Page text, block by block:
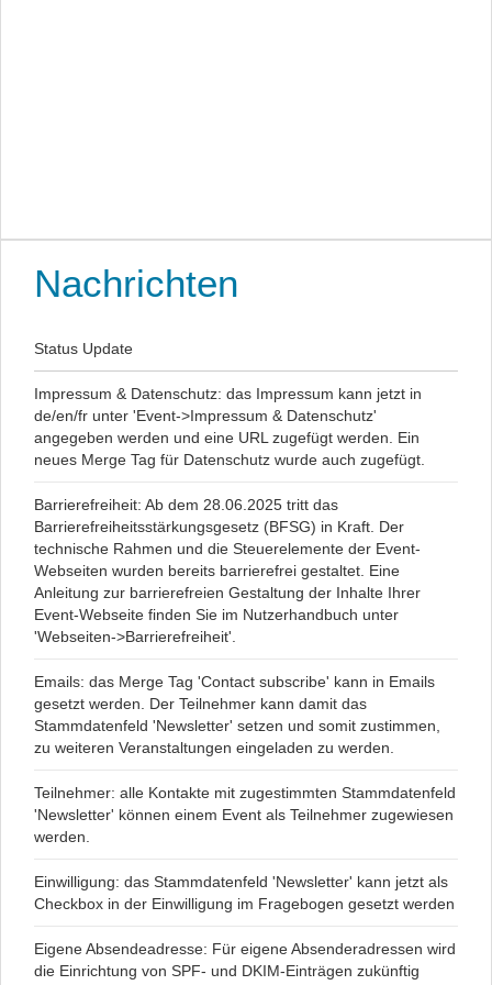
Nachrichten
Status Update
Impressum & Datenschutz: das Impressum kann jetzt in
de/en/fr unter 'Event->Impressum & Datenschutz'
angegeben werden und eine URL zugefügt werden. Ein
neues Merge Tag für Datenschutz wurde auch zugefügt.
Barrierefreiheit: Ab dem 28.06.2025 tritt das
Barrierefreiheitsstärkungsgesetz (BFSG) in Kraft. Der
technische Rahmen und die Steuerelemente der Event-
Webseiten wurden bereits barrierefrei gestaltet. Eine
Anleitung zur barrierefreien Gestaltung der Inhalte Ihrer
Event-Webseite finden Sie im Nutzerhandbuch unter
'Webseiten->Barrierefreiheit'.
Emails: das Merge Tag 'Contact subscribe' kann in Emails
gesetzt werden. Der Teilnehmer kann damit das
Stammdatenfeld 'Newsletter' setzen und somit zustimmen,
zu weiteren Veranstaltungen eingeladen zu werden.
Teilnehmer: alle Kontakte mit zugestimmten Stammdatenfeld
'Newsletter' können einem Event als Teilnehmer zugewiesen
werden.
Einwilligung: das Stammdatenfeld 'Newsletter' kann jetzt als
Checkbox in der Einwilligung im Fragebogen gesetzt werden
Eigene Absendeadresse: Für eigene Absenderadressen wird
die Einrichtung von SPF- und DKIM-Einträgen zukünftig